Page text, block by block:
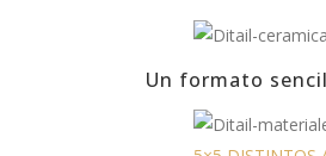
Un formato